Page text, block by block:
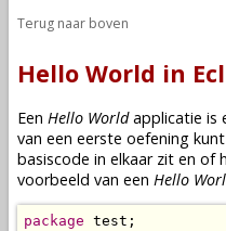
Terug naar boven
Hello World in
Een Hello Worldapplicatie is
van een eerste oefening
basiscode in elkaar zit en of
voorbeeld van een Hello
package test;